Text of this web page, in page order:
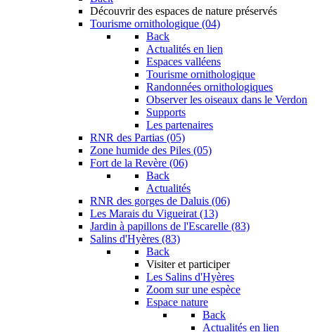
Découvrir des espaces de nature préservés
Tourisme ornithologique (04)
Back
Actualités en lien
Espaces valléens
Tourisme ornithologique
Randonnées ornithologiques
Observer les oiseaux dans le Verdon
Supports
Les partenaires
RNR des Partias (05)
Zone humide des Piles (05)
Fort de la Revère (06)
Back
Actualités
RNR des gorges de Daluis (06)
Les Marais du Vigueirat (13)
Jardin à papillons de l'Escarelle (83)
Salins d'Hyères (83)
Back
Visiter et participer
Les Salins d'Hyères
Zoom sur une espèce
Espace nature
Back
Actualités en lien